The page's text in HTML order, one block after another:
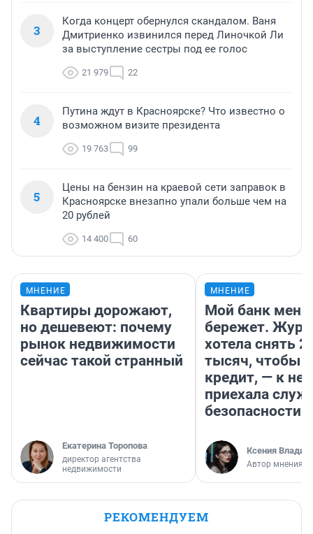
3
Когда концерт обернулся скандалом. Ваня
Дмитриенко извинился перед Линочкой Ли
за выступление сестры под ее голос
21 979 22
4
Путина ждут в Красноярске? Что известно о
возможном визите президента
19 763 99
5
Цены на бензин на краевой сети заправок в
Красноярске внезапно упали больше чем на
20 рублей
14 400 60
МНЕНИЕ
Квартиры дорожают,
но дешевеют: почему
рынок недвижимости
сейчас такой странный
Екатерина Торопова
директор агентства
недвижимости
МНЕНИЕ
Мой банк меня
бережет.
хотела снять
тысяч, чтобы
кредит, — к
приехала
безопасности
Ксения
Автор мнения
РЕКОМЕНДУЕМ